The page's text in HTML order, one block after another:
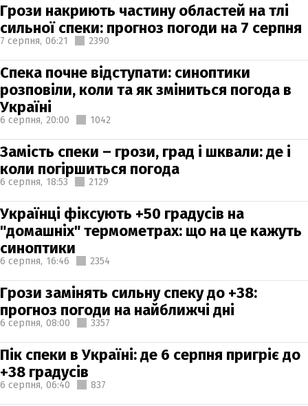
Грози накриють частину областей на тлі
сильної спеки: прогноз погоди на 7 серпня
7 серпня, 06:21 2390
Спека почне відступати: синоптики
розповіли, коли та як зміниться погода в
Україні
6 серпня, 20:00 1042
Замість спеки – грози, град і шквали: де і
коли погіршиться погода
6 серпня, 18:53 2129
Українці фіксують +50 градусів на
"домашніх" термометрах: що на це кажуть
синоптики
6 серпня, 16:46 2354
Грози замінять сильну спеку до +38:
прогноз погоди на найближчі дні
6 серпня, 08:00 3357
Пік спеки в Україні: де 6 серпня пригріє до
+38 градусів
6 серпня, 06:40 837